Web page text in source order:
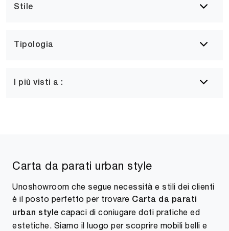
Stile
Tipologia
I più visti a :
Carta da parati urban style
Unoshowroom che segue necessità e stili dei clienti
è il posto perfetto per trovare Carta da parati
urban style capaci di coniugare doti pratiche ed
estetiche. Siamo il luogo per scoprire mobili belli e